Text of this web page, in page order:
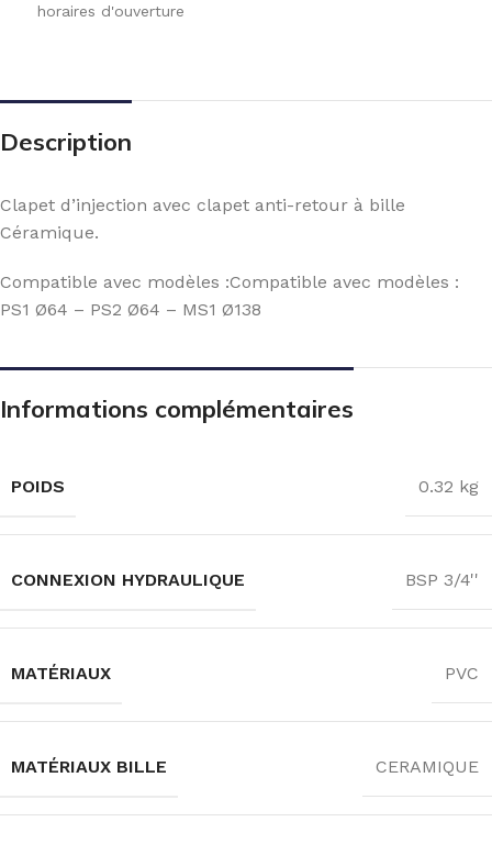
horaires d'ouverture
Description
Clapet d’injection avec clapet anti-retour à bille
Céramique.
Compatible avec modèles :Compatible avec modèles :
PS1 Ø64 – PS2 Ø64 – MS1 Ø138
Informations complémentaires
POIDS 0.32 kg
CONNEXION HYDRAULIQUE BSP 3/4''
MATÉRIAUX PVC
MATÉRIAUX BILLE CERAMIQUE